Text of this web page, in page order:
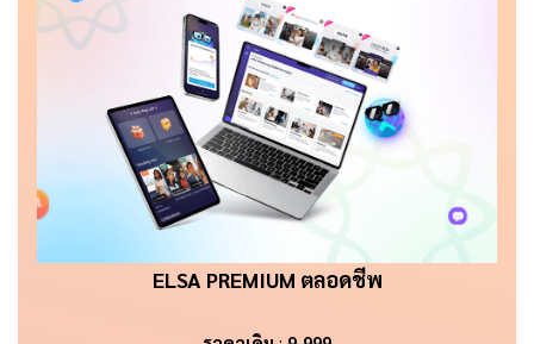
ELSA PREMIUM ตลอดชีพ